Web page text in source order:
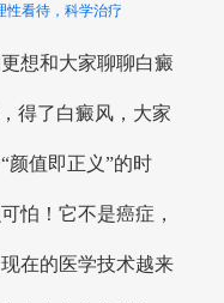
性看待，科学治疗
想和大家聊聊白癜
得了白癜风，大家
颜值即正义”的时
怕！它不是癌症，
在的医学技术越来